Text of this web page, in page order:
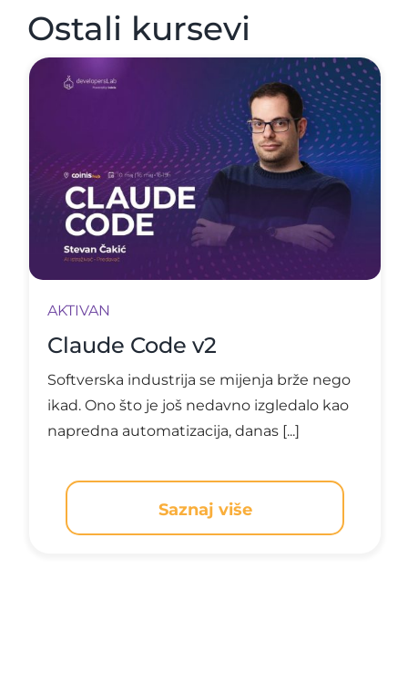
Ostali kursevi
AKTIVAN
Claude Code v2
Softverska industrija se mijenja brže nego
ikad. Ono što je još nedavno izgledalo kao
napredna automatizacija, danas [...]
Saznaj više